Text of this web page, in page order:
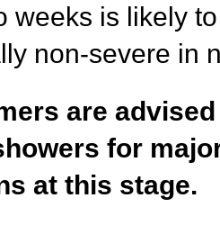
weeks is likely
non-severe in
are
for
at this stage.